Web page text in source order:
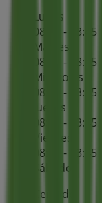
Lunes
08:45 - 13:45
Martes
08:45 - 13:45
Miércoles
08:45 - 13:45
Jueves
08:45 - 13:45
Viernes
08:45 - 13:45
Sábado
Cerrado